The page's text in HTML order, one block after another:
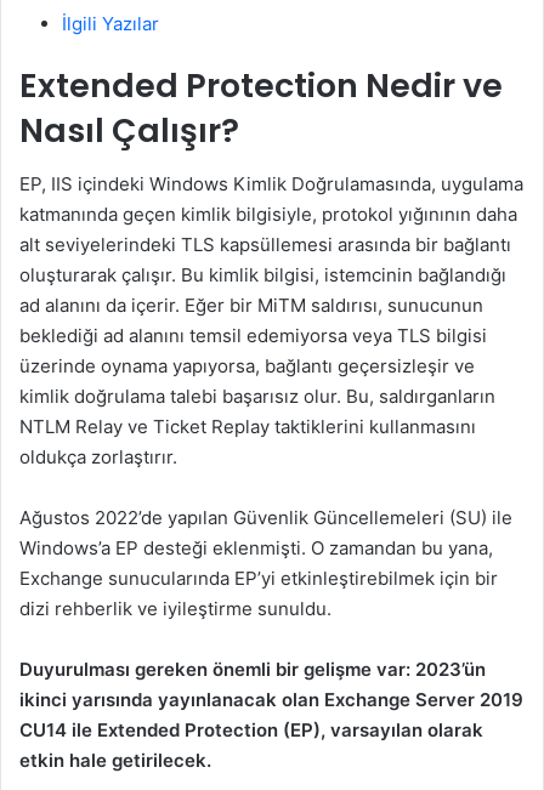
İlgili Yazılar
Extended Protection Nedir ve
Nasıl Çalışır?
EP, IIS içindeki Windows Kimlik Doğrulamasında, uygulama
katmanında geçen kimlik bilgisiyle, protokol yığınının daha
alt seviyelerindeki TLS kapsüllemesi arasında bir bağlantı
oluşturarak çalışır. Bu kimlik bilgisi, istemcinin bağlandığı
ad alanını da içerir. Eğer bir MiTM saldırısı, sunucunun
beklediği ad alanını temsil edemiyorsa veya TLS bilgisi
üzerinde oynama yapıyorsa, bağlantı geçersizleşir ve
kimlik doğrulama talebi başarısız olur. Bu, saldırganların
NTLM Relay ve Ticket Replay taktiklerini kullanmasını
oldukça zorlaştırır.
Ağustos 2022’de yapılan Güvenlik Güncellemeleri (SU) ile
Windows’a EP desteği eklenmişti. O zamandan bu yana,
Exchange sunucularında EP’yi etkinleştirebilmek için bir
dizi rehberlik ve iyileştirme sunuldu.
Duyurulması gereken önemli bir gelişme var: 2023’ün
ikinci yarısında yayınlanacak olan Exchange Server 2019
CU14 ile Extended Protection (EP), varsayılan olarak
etkin hale getirilecek.